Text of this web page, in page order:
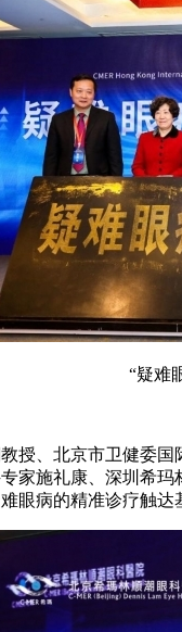
“疑难
、北京市卫健委国
家施礼康、深圳希
眼病的精准诊疗触达